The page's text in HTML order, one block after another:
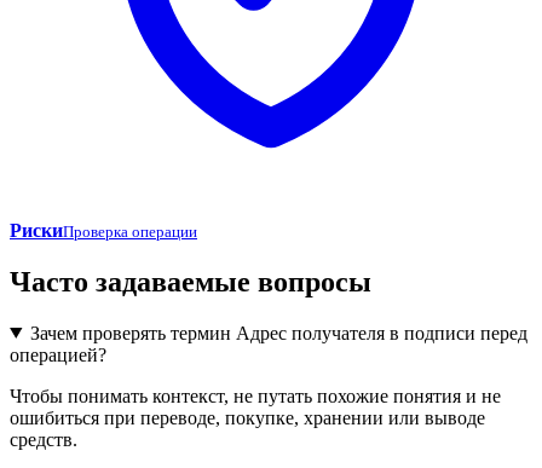
РискиПроверка операции
Часто задаваемые вопросы
Зачем проверять термин Адрес получателя в подписи перед
операцией?
Чтобы понимать контекст, не путать похожие понятия и не
ошибиться при переводе, покупке, хранении или выводе
средств.